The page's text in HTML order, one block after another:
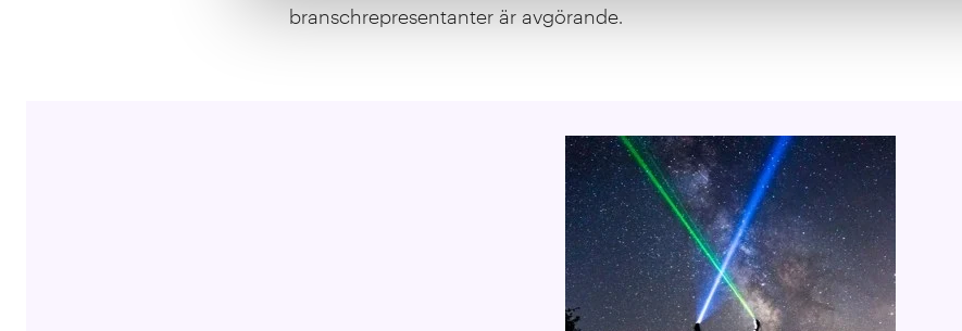
branschrepresentanter är avgörande.